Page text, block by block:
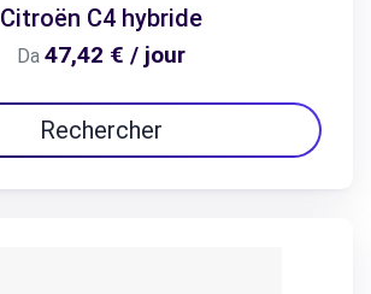
Citroën C4 hybride
Da 47,42 € / jour
Rechercher